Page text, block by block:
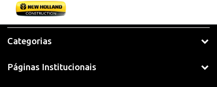
Categorias
Páginas Institucionais